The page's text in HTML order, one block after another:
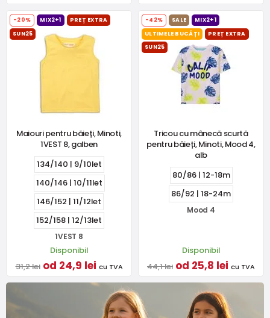
-20% MIX2+1
PREȚ EXTRA
SUN25
Maiouri pentru băieți, Minoti,
1VEST 8, galben
134/140 | 9/10let
140/146 | 10/11let
146/152 | 11/12let
152/158 | 12/13let
1VEST 8
Disponibil
31,2 lei od 24,9 lei cu TVA
-42% SALE
MIX2+1
ULTIMELE BUCĂȚI
PREȚ EXTRA
SUN25
Tricou cu mânecă scurtă
pentru băieți, Minoti, Mood 4,
alb
80/86 | 12-18m
86/92 | 18-24m
Mood 4
Disponibil
44,1 lei od 25,8 lei cu TVA